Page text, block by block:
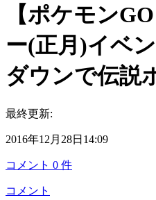
【ポケモン
ー(正月)イベ
ダウンで伝説
最終更新:
2016年12月28日14:09
コメント 0 件
コメント